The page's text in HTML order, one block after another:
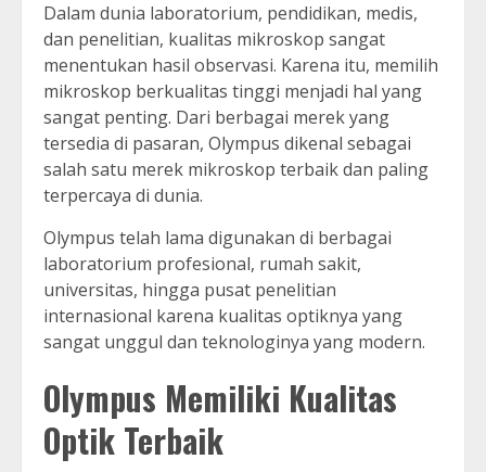
Dalam dunia laboratorium, pendidikan, medis,
dan penelitian, kualitas mikroskop sangat
menentukan hasil observasi. Karena itu, memilih
mikroskop berkualitas tinggi menjadi hal yang
sangat penting. Dari berbagai merek yang
tersedia di pasaran, Olympus dikenal sebagai
salah satu merek mikroskop terbaik dan paling
terpercaya di dunia.
Olympus telah lama digunakan di berbagai
laboratorium profesional, rumah sakit,
universitas, hingga pusat penelitian
internasional karena kualitas optiknya yang
sangat unggul dan teknologinya yang modern.
Olympus Memiliki Kualitas
Optik Terbaik